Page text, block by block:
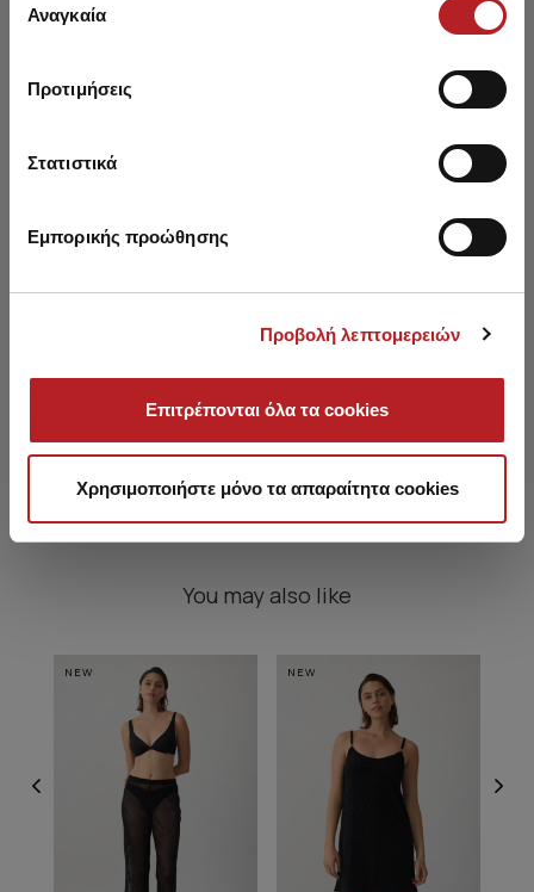
των υπηρεσιών τους.
συγκατάθεσης
Αναγκαία
Προτιμήσεις
Στατιστικά
Εμπορικής προώθησης
Προβολή λεπτομερειών
Επιτρέπονται όλα τα cookies
Χρησιμοποιήστε μόνο τα απαραίτητα cookies
7,50 €6,35 €-15%
You may also like
NEW NEW